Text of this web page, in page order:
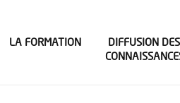
LA FORMATION
DIFFUSION DES